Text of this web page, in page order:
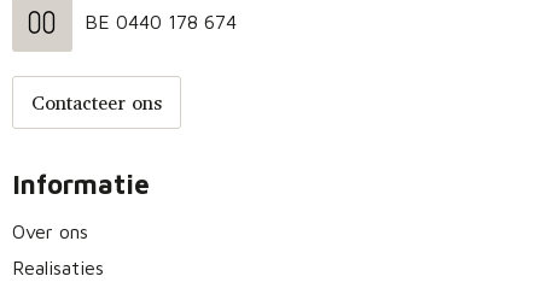
BE 0440 178 674
Contacteer ons
Informatie
Over ons
Realisaties